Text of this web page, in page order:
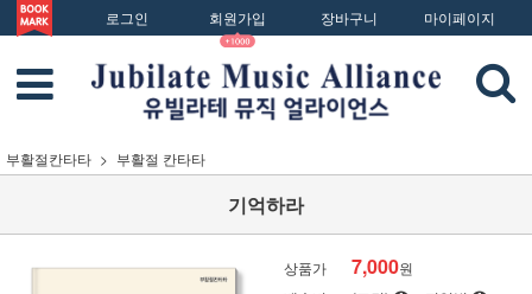
로그인 회원가입 장바구니 마이페이지
부활절칸타타 부활절 칸타타
기억하라
상품가 7,000원